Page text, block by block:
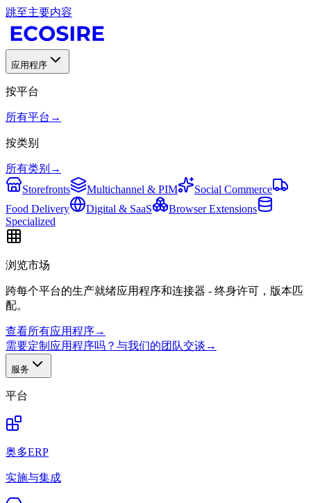
跳至主要内容
应用程序
按平台
所有平台 →
按类别
所有类别 →
Storefronts
Multichannel & PIM
Social Commerce
Food Delivery
Digital & SaaS
Browser Extensions
Specialized
浏览市场
跨每个平台的生产就绪应用程序和连接器 - 终身许可，版本匹
配。
查看所有应用程序→
需要定制应用程序吗？与我们的团队交谈 →
服务
平台
奥多ERP
实施与集成